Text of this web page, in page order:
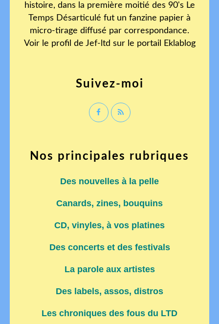
histoire, dans la première moitié des 90's Le
Temps Désarticulé fut un fanzine papier à
micro-tirage diffusé par correspondance.
Voir le profil de Jef-ltd sur le portail Eklablog
Suivez-moi
Nos principales rubriques
Des nouvelles à la pelle
Canards, zines, bouquins
CD, vinyles, à vos platines
Des concerts et des festivals
La parole aux artistes
Des labels, assos, distros
Les chroniques des fous du LTD